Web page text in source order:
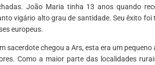
João Maria tinha 13 anos quando
vigário alto grau de santidade. Seu êxito
europeus.
sacerdote chegou a Ars, esta era um
Como a maior parte das localidades